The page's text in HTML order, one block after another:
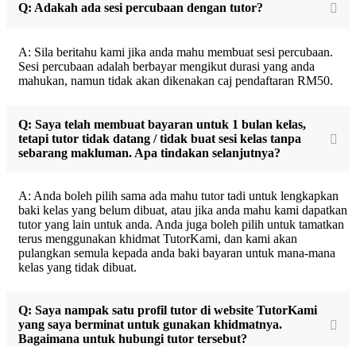
Q: Adakah ada sesi percubaan dengan tutor?
A: Sila beritahu kami jika anda mahu membuat sesi percubaan.
Sesi percubaan adalah berbayar mengikut durasi yang anda
mahukan, namun tidak akan dikenakan caj pendaftaran RM50.
Q: Saya telah membuat bayaran untuk 1 bulan kelas,
tetapi tutor tidak datang / tidak buat sesi kelas tanpa
sebarang makluman. Apa tindakan selanjutnya?
A: Anda boleh pilih sama ada mahu tutor tadi untuk lengkapkan
baki kelas yang belum dibuat, atau jika anda mahu kami dapatkan
tutor yang lain untuk anda. Anda juga boleh pilih untuk tamatkan
terus menggunakan khidmat TutorKami, dan kami akan
pulangkan semula kepada anda baki bayaran untuk mana-mana
kelas yang tidak dibuat.
Q: Saya nampak satu profil tutor di website TutorKami
yang saya berminat untuk gunakan khidmatnya.
Bagaimana untuk hubungi tutor tersebut?